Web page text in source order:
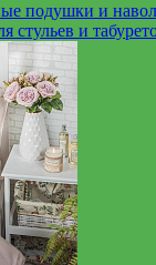
подушки и
стульев и